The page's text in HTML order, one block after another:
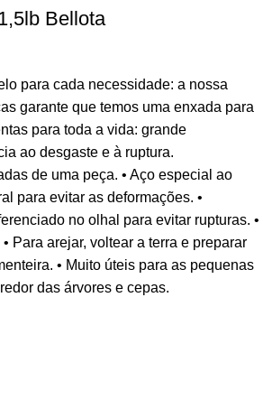
Bellota
para cada necessidade: a nossa
garante que temos uma enxada para
para toda a vida: grande
ao desgaste e à ruptura.
de uma peça. • Aço especial ao
para evitar as deformações. •
no olhal para evitar rupturas. •
Para arejar, voltear a terra e preparar
• Muito úteis para as pequenas
das árvores e cepas.